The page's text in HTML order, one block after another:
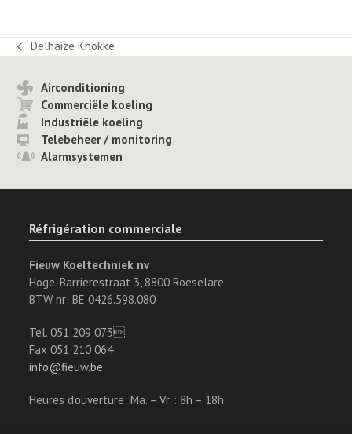
previous
Delhaize Knokke
Airconditioning
Commerciële koeling
Industriële koeling
Telebeheer / monitoring
Alarmsystemen
Réfrigération commerciale
Fieuw Koeltechniek nv
Hoge-Barrierestraat 3, 8800 Roeselare
BTW nr: BE 0426.598.080
Tel. 051 209 073
Fax 051 210 064
info@fieuw.be
Heures d’ouverture: Ma. – Vr. : 8h – 18h